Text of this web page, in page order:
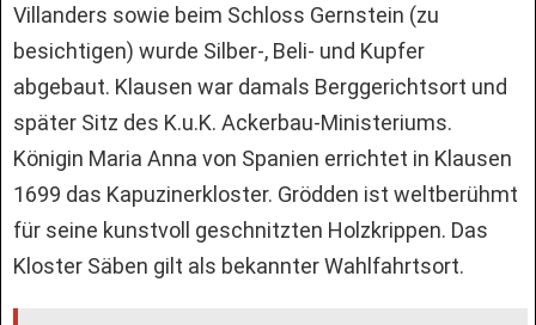
Villanders sowie beim Schloss Gernstein (zu
besichtigen) wurde Silber-, Beli- und Kupfer
abgebaut. Klausen war damals Berggerichtsort und
später Sitz des K.u.K. Ackerbau-Ministeriums.
Königin Maria Anna von Spanien errichtet in Klausen
1699 das Kapuzinerkloster. Grödden ist weltberühmt
für seine kunstvoll geschnitzten Holzkrippen. Das
Kloster Säben gilt als bekannter Wahlfahrtsort.